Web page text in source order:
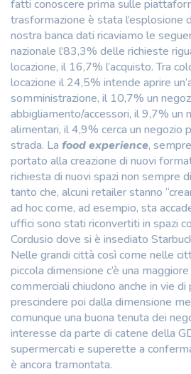
fatti conoscere prima sulle
trasformazione è stata l’esplosione
nostra banca dati ricaviamo le
nazionale l’83,3% delle richieste
locazione, il 16,7% l’acquisto. Tra
locazione il 24,5% intende aprire
somministrazione, il 10,7% un
abbigliamento/accessori, il 9,7% un
alimentari, il 4,9% cerca un negozio
strada. La food experience,
portato alla creazione di nuovi
richiesta di nuovi spazi non sempre
tanto che, alcuni retailer stanno
ad hoc come, ad esempio, sta
uffici sono stati riconvertiti in spazi
Cordusio dove si è insediato
Nelle grandi città così come nelle
piccola dimensione c’è una
commerciali chiudono anche in vie di
prescindere poi dalla dimensione
comunque una buona tenuta dei
interesse da parte di catene della
supermercati e superette a
è ancora tramontata.